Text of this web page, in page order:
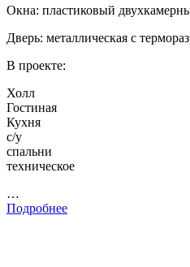
Окна: пластиковый
Дверь: металлическая с
В проекте:
Холл
Гостиная
Кухня
с/у
спальни
техническое
…
Подробнее